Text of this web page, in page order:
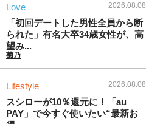
Love 2026.08.08
「初回デートした男性全員から断
られた」有名大卒34歳女性が、高
望み...
菊乃
Lifestyle 2026.08.08
スシローが10％還元に！「au
PAY」で今すぐ使いたい“最新お